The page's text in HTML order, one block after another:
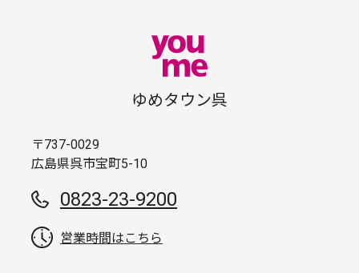
ゆめタウン呉
〒737-0029
広島県呉市宝町5-10
0823-23-9200
営業時間はこちら